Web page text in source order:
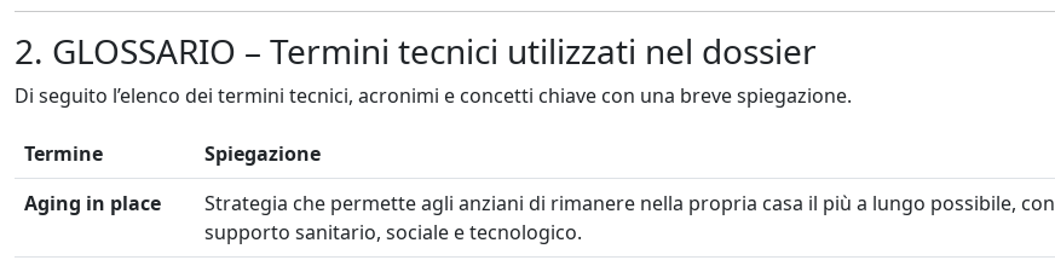
2. GLOSSARIO – Termini tecnici utilizzati nel dossier
Di seguito l’elenco dei termini tecnici, acronimi e concetti chiave con una breve spiegazione.
Termine
Spiegazione
Aging in place
Strategia che permette agli anziani di rimanere nella propria casa il più a lungo possibile, con
supporto sanitario, sociale e tecnologico.